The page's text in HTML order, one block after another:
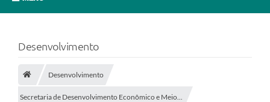
Desenvolvimento
Desenvolvimento
Secretaria de Desenvolvimento Econômico e Meio...